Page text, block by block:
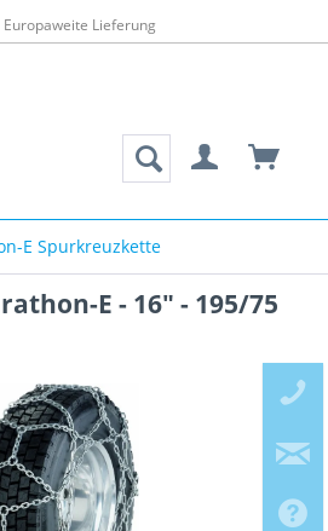
Europaweite Lieferung
E Spurkreuzkette
E - 16" - 195/75